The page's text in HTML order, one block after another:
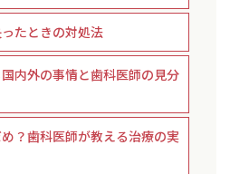
たときの対処法
内外の事情と歯科医師の見分
？歯科医師が教える治療の実